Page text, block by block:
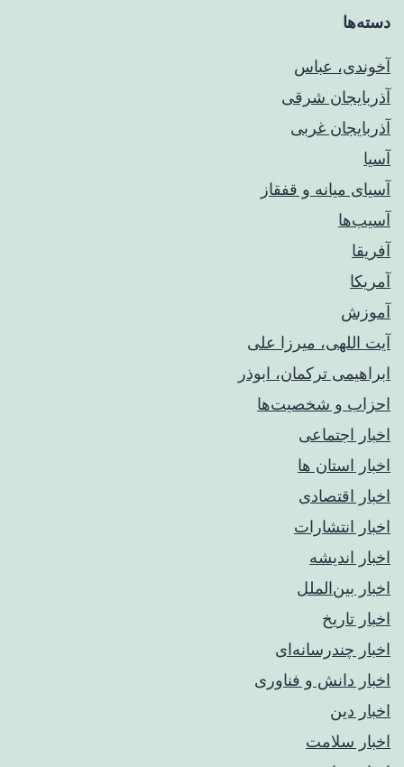
دسته‌ها
آخوندی، عباس
آذربایجان شرقی
آذربایجان غربی
آسیا
آسیای میانه و قفقاز
آسیب‌ها
آفریقا
آمریکا
آموزش
آیت اللهی، میرزا علی
ابراهیمی ترکمان، ابوذر
احزاب و شخصیت‌ها
اخبار اجتماعی
اخبار استان ها
اخبار اقتصادی
اخبار انتشارات
اخبار اندیشه
اخبار بین‌الملل
اخبار تاریخ
اخبار چندرسانه‌ای
اخبار دانش و فناوری
اخبار دین
اخبار سلامت